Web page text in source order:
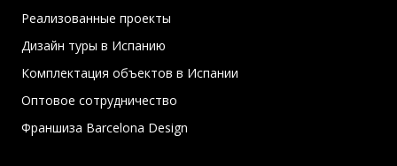
Реализованные проекты
Дизайн туры в Испанию
Комплектация объектов в Испании
Оптовое сотрудничество
Франшиза Barcelona Design